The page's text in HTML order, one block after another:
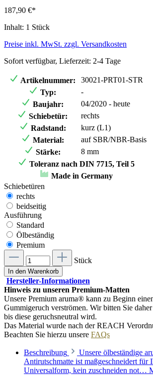
187,90 €*
Inhalt: 1 Stück
Preise inkl. MwSt. zzgl. Versandkosten
Sofort verfügbar, Lieferzeit: 2-4 Tage
Artikelnummer:
30021-PRT01-STR
Typ:
-
Baujahr:
04/2020 - heute
Schiebetür:
rechts
Radstand:
kurz (L1)
Material:
auf SBR/NBR-Basis
Stärke:
8 mm
Toleranz nach DIN 7715, Teil 5
Made in Germany
Schiebetüren
rechts
beidseitig
Ausführung
Standard
Ölbeständig
Premium
Stück
In den Warenkorb
Hersteller-Informationen
Hinweis zu unseren Premium-Matten
Unsere Premium aruma® kann zu Beginn
Gummigeruch verströmen. Wir bitten Sie
bis diese geruchsneutral wird.
Das Material wurde nach der REACH
Beachten Sie hierzu unsere FAQs
Beschreibung
Unsere ölbeständige
Antirutschmatte ist maßgeschneidert für
Universalform, kein zuschneiden not…